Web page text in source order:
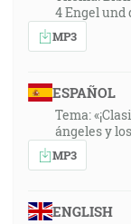
4 Engel und
MP3
ESPAÑOL
Tema:
ángeles y
MP3
ENGLISH